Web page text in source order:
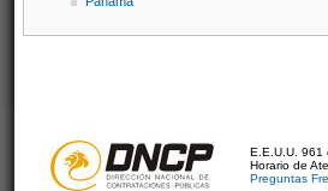
E.E.U.U. 961
Horario de
Preguntas